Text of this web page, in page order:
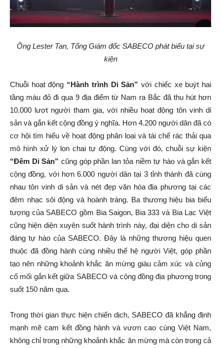
Ông Lester Tan, Tổng Giám đốc SABECO phát biểu tại sự
kiện
Chuỗi hoạt động “Hành trình Di Sản” với chiếc xe buýt hai
tầng màu đỏ đi qua 9 địa điểm từ Nam ra Bắc đã thu hút hơn
10.000 lượt người tham gia, với nhiều hoạt động tôn vinh di
sản và gắn kết cộng đồng ý nghĩa. Hơn 4.200 người dân đã có
cơ hội tìm hiểu về hoạt động phân loại và tái chế rác thải qua
mô hình xử lý lon chai tự động. Cùng với đó, chuỗi sự kiện
“Đêm Di Sản” cũng góp phần lan tỏa niềm tự hào và gắn kết
cộng đồng, với hơn 6.000 người dân tại 3 tỉnh thành đã cùng
nhau tôn vinh di sản và nét đẹp văn hóa địa phương tại các
đêm nhạc sôi động và hoành tráng. Ba thương hiệu bia biểu
tượng của SABECO gồm Bia Saigon, Bia 333 và Bia Lạc Việt
cũng hiện diện xuyên suốt hành trình này, đại diện cho di sản
đáng tự hào của SABECO. Đây là những thương hiệu quen
thuộc đã đồng hành cùng nhiều thế hệ người Việt, góp phần
tạo nên những khoảnh khắc ăn mừng giàu cảm xúc và củng
cố mối gắn kết giữa SABECO và cộng đồng địa phương trong
suốt 150 năm qua.
Trong thời gian thực hiện chiến dịch, SABECO đã khẳng định
mạnh mẽ cam kết đồng hành và vươn cao cùng Việt Nam,
không chỉ trong những khoảnh khắc ăn mừng mà còn trong cả